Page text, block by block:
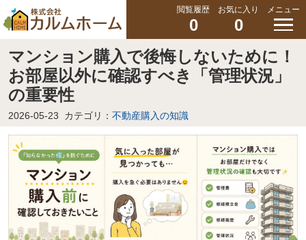
閲覧履歴
0
お気に入り
0
メニュー
マンション購入で後悔しないために！
お部屋以外に確認すべき「管理状況」
の重要性
2026-05-23 カテゴリ： 不動産購入の知識